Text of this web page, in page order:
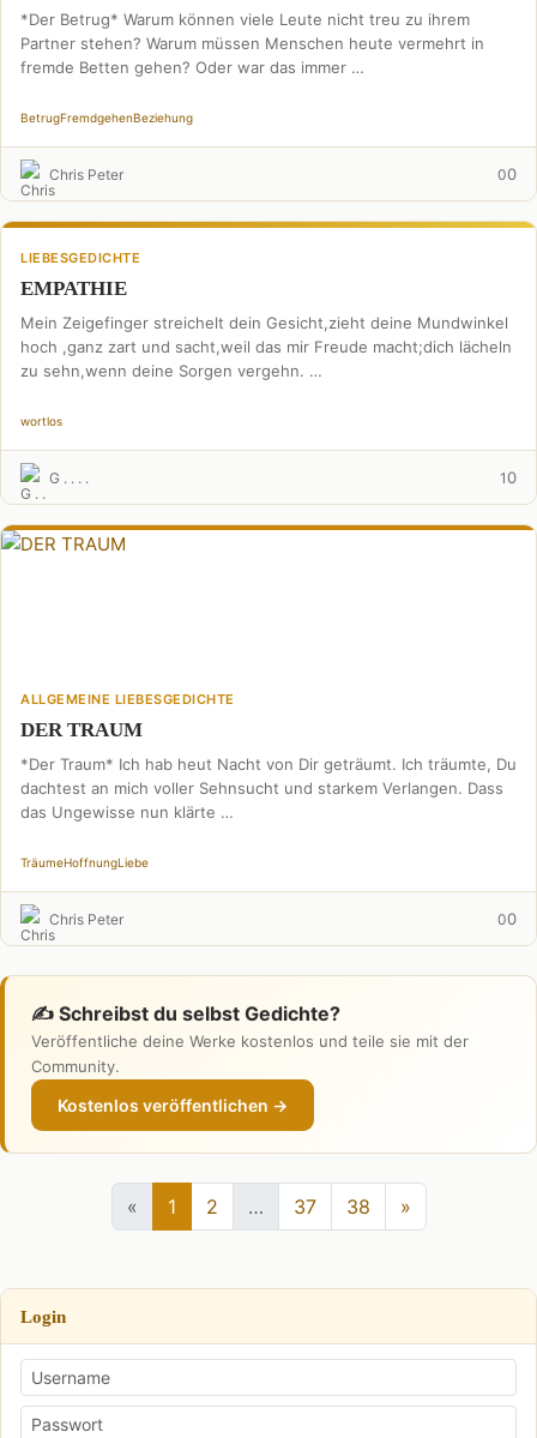
*Der Betrug* Warum können viele Leute nicht treu zu ihrem
Partner stehen? Warum müssen Menschen heute vermehrt in
fremde Betten gehen? Oder war das immer …
BetrugFremdgehenBeziehung
Chris Peter 00
LIEBESGEDICHTE
EMPATHIE
Mein Zeigefinger streichelt dein Gesicht,zieht deine Mundwinkel
hoch ,ganz zart und sacht,weil das mir Freude macht;dich lächeln
zu sehn,wenn deine Sorgen vergehn. …
wortlos
G . . . . 10
ALLGEMEINE LIEBESGEDICHTE
DER TRAUM
*Der Traum* Ich hab heut Nacht von Dir geträumt. Ich träumte, Du
dachtest an mich voller Sehnsucht und starkem Verlangen. Dass
das Ungewisse nun klärte …
TräumeHoffnungLiebe
Chris Peter 00
✍️ Schreibst du selbst Gedichte?
Veröffentliche deine Werke kostenlos und teile sie mit der
Community.
Kostenlos veröffentlichen →
« 1 2 … 37 38 »
Login